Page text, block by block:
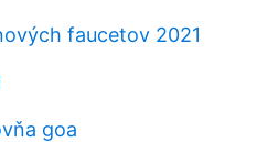
faucetov 2021
goa